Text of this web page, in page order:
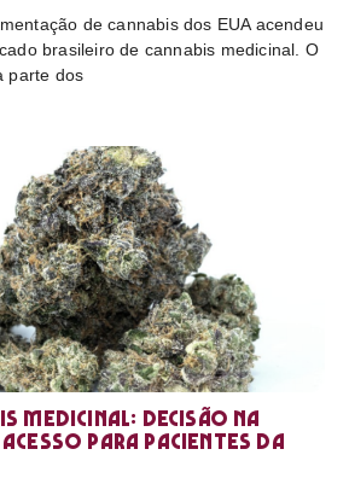
de cannabis dos EUA acendeu
brasileiro de cannabis medicinal. O
parte dos
medicinal: decisão na
para pacientes da